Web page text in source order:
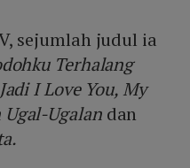
sejumlah judul ia
Terhalang
I Love You, My
Ugalan dan